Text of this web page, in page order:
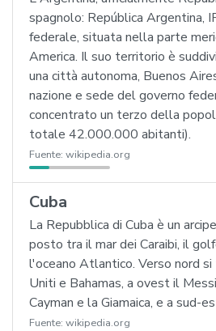
spagnolo: República Argentina,
federale, situata nella parte
America. Il suo territorio è
una città autonoma, Buenos
nazione e sede del governo
concentrato un terzo della
totale 42.000.000 abitanti).
Fuente: wikipedia.org
Cuba
La Repubblica di Cuba è un
posto tra il mar dei Caraibi, il
l'oceano Atlantico. Verso nord
Uniti e Bahamas, a ovest il
Cayman e la Giamaica, e a sud-
Fuente: wikipedia.org